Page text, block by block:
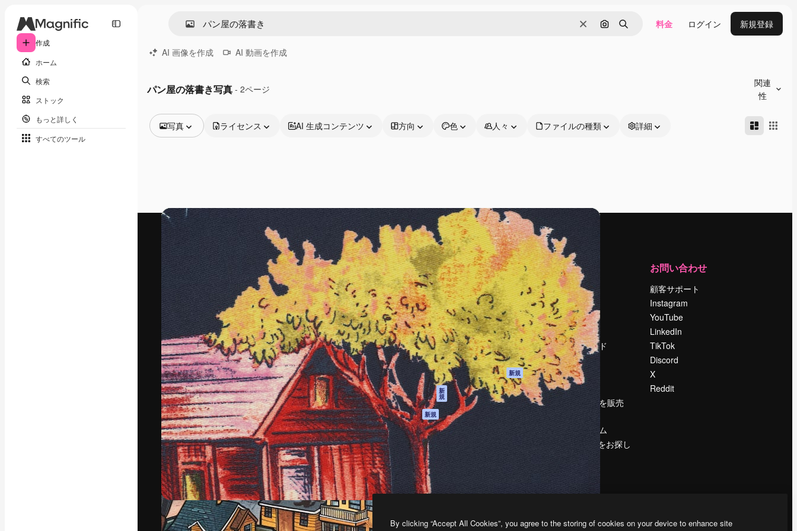
作成
ホーム
検索
ストック
もっと詳しく
すべてのツール
消去 画像で検索
検索 料金 ログイン 新規登録
AI 画像を作成 AI 動画を作成
パン屋の落書き写真 - 2ページ
関連
性
写真
動画
映像素材
モーショングラフィックス
動画テンプレート
アイコン
3D モデル
フォント
ライセンス AI 生成コンテンツ 方向 色 人々 ファイルの種類 詳細
最高のクリエイティブ制作を導くためのプラ
ットフォーム。クリエイター、企業、代理
店、スタジオを含む100万人以上が利用して
います。
日本語
製品
Spaces
AI アシスタント
AI 画像生成ツール
AI 動画生成ツール
AI 音声合成ツール
ストックコンテン
ツ
Claude/ChatGPT
向けMCP
新
規
エージェント 新規
API
モバイルアプリ
すべてのMagnificツ
ール
はじめに
Academy
ドキュメント
サポート
利用規約
プライバシーポリ
シー
オリジナル 新規
クッキーポリシー
トラストセンター
アフィリエイト
法人向け
運営
料金
会社概要
Reviews
採用情報
検索トレンド
ブログ
イベント
Slidesgo
コンテンツを販売
する
プレスルーム
magnific.aiをお探し
ですか？
お問い合わせ
顧客サポート
Instagram
YouTube
LinkedIn
TikTok
Discord
X
Reddit
Copyright © 2010-2026Freepik Company S.L.U.無断複写・転載を禁じます
By clicking “Accept All Cookies”, you agree to the storing of cookies on your device to enhance site